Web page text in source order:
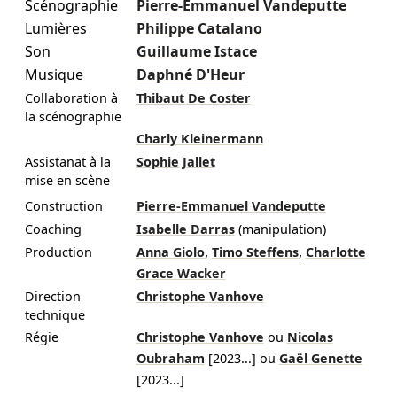
Scénographie
Pierre-Emmanuel Vandeputte
Lumières
Philippe Catalano
Son
Guillaume Istace
Musique
Daphné D'Heur
Collaboration à
la scénographie
Thibaut De Coster
Charly Kleinermann
Assistanat à la
mise en scène
Sophie Jallet
Construction
Pierre-Emmanuel Vandeputte
Coaching
Isabelle Darras (manipulation)
Production
Anna Giolo, Timo Steffens, Charlotte
Grace Wacker
Direction
technique
Christophe Vanhove
Régie Christophe Vanhove ou Nicolas
Oubraham [2023...] ou Gaël Genette
[2023...]